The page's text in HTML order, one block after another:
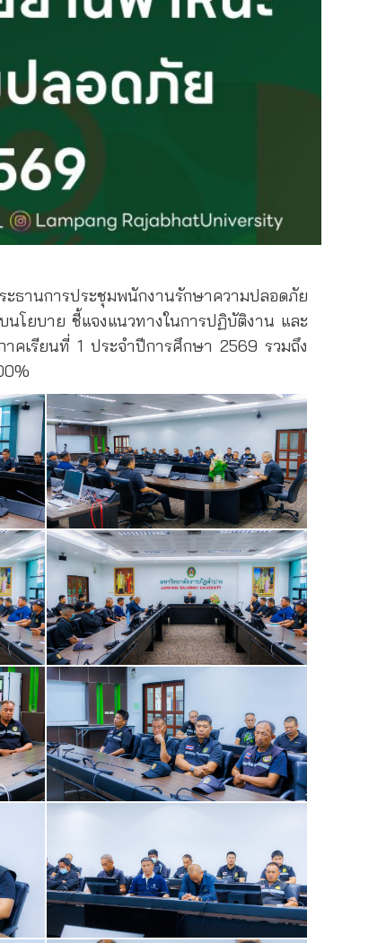
ธานการประชุมพนักงานรักษาความปลอดภัย
โยบาย ชี้แจงแนวทางในการปฏิบัติงาน และ
คเรียนที่ 1 ประจำปีการศึกษา 2569 รวมถึง